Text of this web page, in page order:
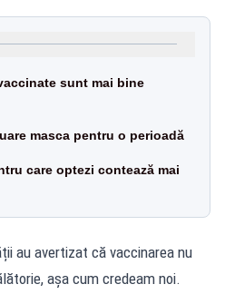
sunt mai bine
masca pentru o perioadă
care optezi contează mai
au avertizat că vaccinarea nu
așa cum credeam noi.